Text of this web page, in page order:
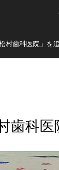
村歯科医院」を
歯科